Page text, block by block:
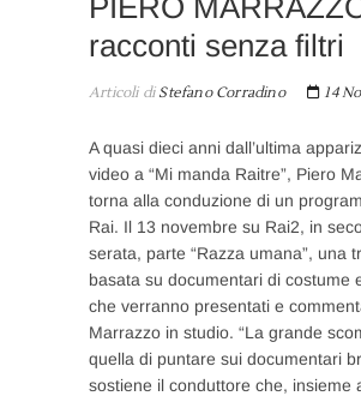
racconti senza filtri
Articoli diStefano Corradino 14
A quasi dieci anni dall’ultima
video a “Mi manda Raitre”, Piero
torna alla conduzione di un
Rai. Il 13 novembre su Rai2, in
serata, parte “Razza umana”, una
basata su documentari di costume
che verranno presentati e
Marrazzo in studio. “La grande
quella di puntare sui documentari
sostiene il conduttore che, insieme